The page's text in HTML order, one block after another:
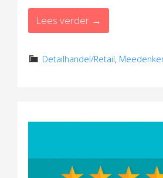
Lees verder →
Detailhandel/Retail,